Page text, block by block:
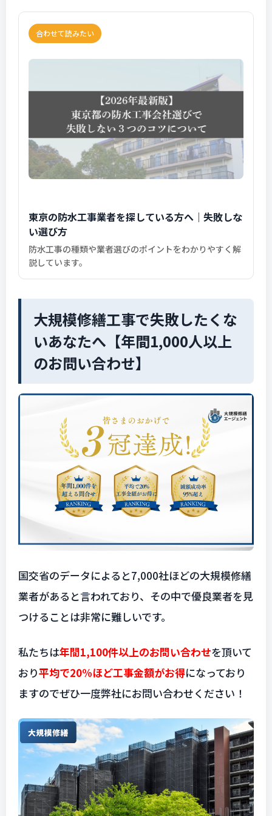
合わせて読みたい
東京の防水工事業者を探している方へ｜失敗しな
い選び方
防水工事の種類や業者選びのポイントをわかりやすく解
説しています。
大規模修繕工事で失敗したくな
いあなたへ【年間1,000人以上
のお問い合わせ】
国交省のデータによると7,000社ほどの大規模修繕
業者があると言われており、その中で優良業者を見
つけることは非常に難しいです。
私たちは年間1,100件以上のお問い合わせを頂いて
おり平均で20%ほど工事金額がお得になっており
ますのでぜひ一度弊社にお問い合わせください！